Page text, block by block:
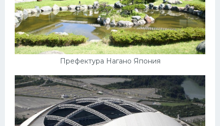
Префектура Нагано Япония